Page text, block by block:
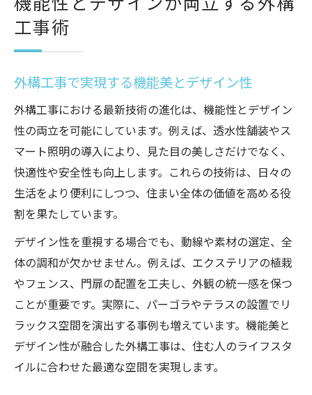
工事術
外構工事で実現する機能美とデザイン性
外構工事における最新技術の進化は、機能性とデザイン
性の両立を可能にしています。例えば、透水性舗装やス
マート照明の導入により、見た目の美しさだけでなく、
快適性や安全性も向上します。これらの技術は、日々の
生活をより便利にしつつ、住まい全体の価値を高める役
割を果たしています。
デザイン性を重視する場合でも、動線や素材の選定、全
体の調和が欠かせません。例えば、エクステリアの植栽
やフェンス、門扉の配置を工夫し、外観の統一感を保つ
ことが重要です。実際に、パーゴラやテラスの設置でリ
ラックス空間を演出する事例も増えています。機能美と
デザイン性が融合した外構工事は、住む人のライフスタ
イルに合わせた最適な空間を実現します。